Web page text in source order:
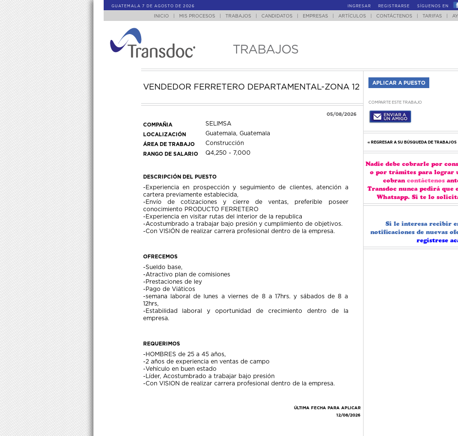
GUATEMALA 7 DE AGOSTO DE 2026 INGRESAR REGISTRARSE SÍGUENOS EN
INICIO MIS PROCESOS TRABAJOS CANDIDATOS EMPRESAS ARTÍCULOS CONTÁCTENOS TARIFAS
TRABAJOS
VENDEDOR FERRETERO DEPARTAMENTAL-ZONA 12
05/08/2026
COMPAÑIA SELIMSA
LOCALIZACIÓN Guatemala, Guatemala
ÁREA DE TRABAJO Construcción
RANGO DE SALARIO Q4,250 - 7,000
DESCRIPCIÓN DEL PUESTO
-Experiencia en prospección y seguimiento de clientes, atención a
cartera previamente establecida,
-Envío de cotizaciones y cierre de ventas, preferible poseer
conocimiento PRODUCTO FERRETERO
-Experiencia en visitar rutas del interior de la republica
-Acostumbrado a trabajar bajo presión y cumplimiento de objetivos.
-Con VISIÓN de realizar carrera profesional dentro de la empresa.
OFRECEMOS
-Sueldo base,
-Atractivo plan de comisiones
-Prestaciones de ley
-Pago de Viáticos
-semana laboral de lunes a viernes de 8 a 17hrs. y sábados de 8 a
12hrs,
-Estabilidad laboral y oportunidad de crecimiento dentro de la
empresa.
REQUERIMOS
-HOMBRES de 25 a 45 años,
-2 años de experiencia en ventas de campo
-Vehículo en buen estado
-Líder, Acostumbrado a trabajar bajo presión
-Con VISION de realizar carrera profesional dentro de la empresa.
ÚLTIMA FECHA PARA APLICAR
12/08/2026
COMPARTE ESTE TRABAJO
« REGRESAR A SU BÚSQUEDA DE TRABAJOS
Nadie debe cobrarle por
o por trámites para lograr
cobran contáctenos
Transdoc nunca pedirá que
Whatsapp. Si te lo
Si le interesa recibir
notificaciones de nuevas
regístrese